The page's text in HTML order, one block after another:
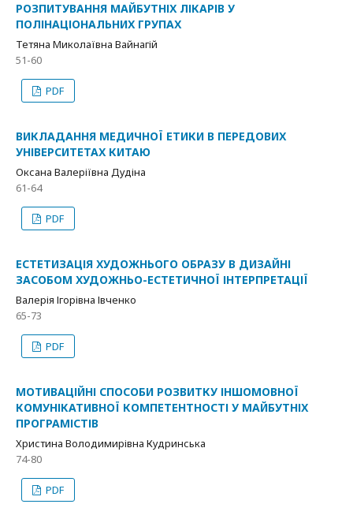
РОЗПИТУВАННЯ МАЙБУТНІХ ЛІКАРІВ У
ПОЛІНАЦІОНАЛЬНИХ ГРУПАХ
Тетяна Миколаївна Вайнагій
51-60
PDF
ВИКЛАДАННЯ МЕДИЧНОЇ ЕТИКИ В ПЕРЕДОВИХ
УНІВЕРСИТЕТАХ КИТАЮ
Оксана Валеріївна Дудіна
61-64
PDF
ЕСТЕТИЗАЦІЯ ХУДОЖНЬОГО ОБРАЗУ В ДИЗАЙНІ
ЗАСОБОМ ХУДОЖНЬО-ЕСТЕТИЧНОЇ ІНТЕРПРЕТАЦІЇ
Валерія Ігорівна Івченко
65-73
PDF
МОТИВАЦІЙНІ СПОСОБИ РОЗВИТКУ ІНШОМОВНОЇ
КОМУНІКАТИВНОЇ КОМПЕТЕНТНОСТІ У МАЙБУТНІХ
ПРОГРАМІСТІВ
Христина Володимирівна Кудринська
74-80
PDF